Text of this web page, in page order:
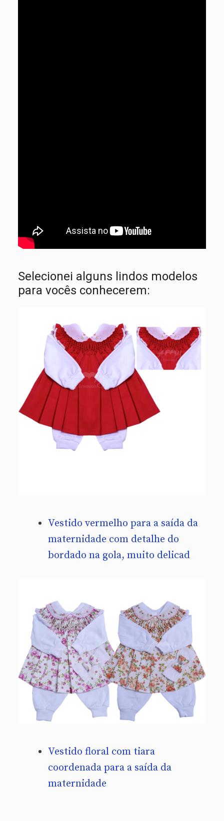
Selecionei alguns lindos modelos
para vocês conhecerem:
Vestido vermelho para a saída da
maternidade com detalhe do
bordado na gola, muito delicad
Vestido floral com tiara
coordenada para a saída da
maternidade